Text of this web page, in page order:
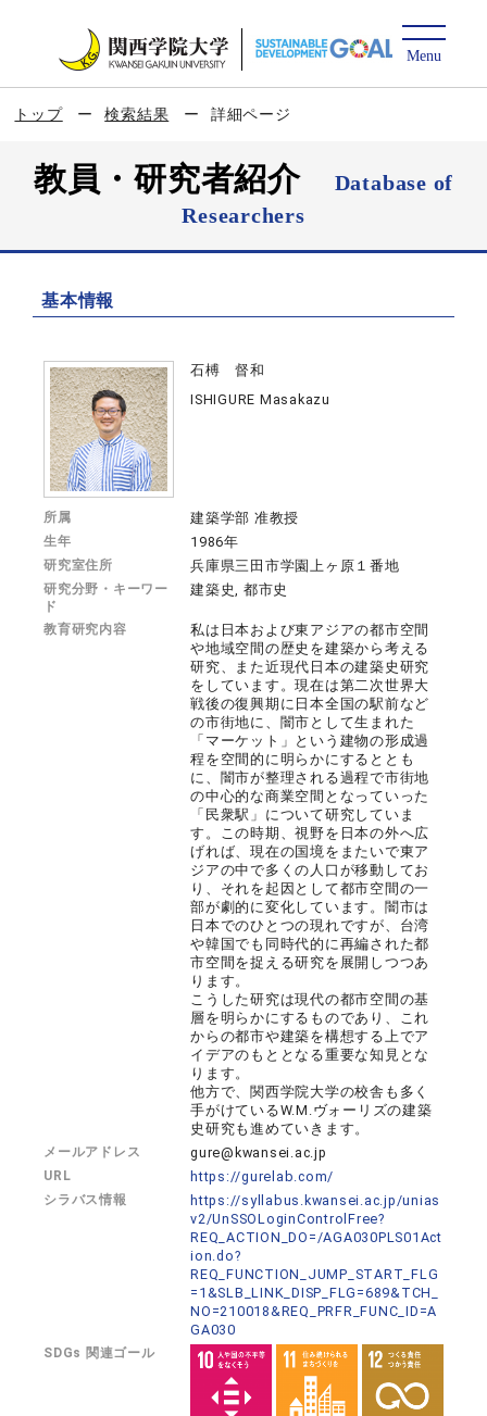
トップ 検索結果 詳細ページ
教員・研究者紹介
Database of
Researchers
基本情報
石榑 督和
ISHIGURE Masakazu
所属 建築学部 准教授
生年 1986年
研究室住所 兵庫県三田市学園上ヶ原１番地
研究分野・キーワー
ド
建築史, 都市史
教育研究内容
私は日本および東アジアの都市空間
や地域空間の歴史を建築から考える
研究、また近現代日本の建築史研究
をしています。現在は第二次世界大
戦後の復興期に日本全国の駅前など
の市街地に、闇市として生まれた
「マーケット」という建物の形成過
程を空間的に明らかにするととも
に、闇市が整理される過程で市街地
の中心的な商業空間となっていった
「民衆駅」について研究していま
す。この時期、視野を日本の外へ広
げれば、現在の国境をまたいで東ア
ジアの中で多くの人口が移動してお
り、それを起因として都市空間の一
部が劇的に変化しています。闇市は
日本でのひとつの現れですが、台湾
や韓国でも同時代的に再編された都
市空間を捉える研究を展開しつつあ
ります。
こうした研究は現代の都市空間の基
層を明らかにするものであり、これ
からの都市や建築を構想する上でア
イデアのもととなる重要な知見とな
ります。
他方で、関西学院大学の校舎も多く
手がけているW.M.ヴォーリズの建築
史研究も進めていきます。
メールアドレス gure@kwansei.ac.jp
URL https://gurelab.com/
シラバス情報
https://syllabus.kwansei.ac.jp/unias
v2/UnSSOLoginControlFree?
REQ_ACTION_DO=/AGA030PLS01Act
ion.do?
REQ_FUNCTION_JUMP_START_FLG
=1&SLB_LINK_DISP_FLG=689&TCH_
NO=210018&REQ_PRFR_FUNC_ID=A
GA030
SDGs 関連ゴール